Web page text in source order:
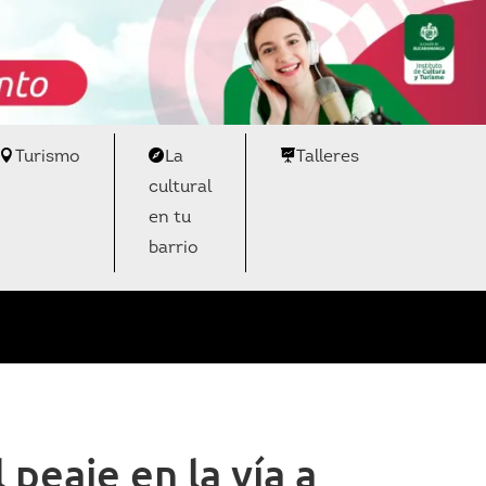
Turismo
La
cultural
en tu
barrio
Talleres
en la vía a